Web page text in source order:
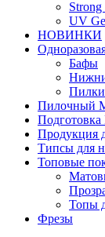
UV
НОВИНКИ
Бафы
Пилки
Пилочный
Продукция
Типсы для
Топовые
Топы
Фрезы